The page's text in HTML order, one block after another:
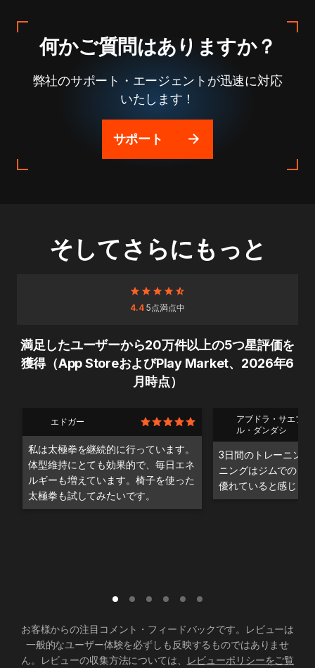
何かご質問はありますか？
弊社のサポート・エージェントが迅速に対応
いたします！
サポート
そしてさらにもっと
4.45点満点中
満足したユーザーから20万件以上の5つ星評価を
獲得（App StoreおよびPlay Market、2026年6
月時点）
エドガー
私は太極拳を継続的に行っています。
体型維持にとても効果的で、毎日エネ
ルギーも増えています。椅子を使った
太極拳も試してみたいです。
アブドラ・サエブ・
ル・ダンダシ
3日間のトレーニン
ニングはジムでのト
優れていると感じま
お客様からの注目コメント・フィードバックです。レビューは
一般的なユーザー体験を必ずしも反映するものではありませ
ん。レビューの収集方法については、
レビューポリシーをご覧